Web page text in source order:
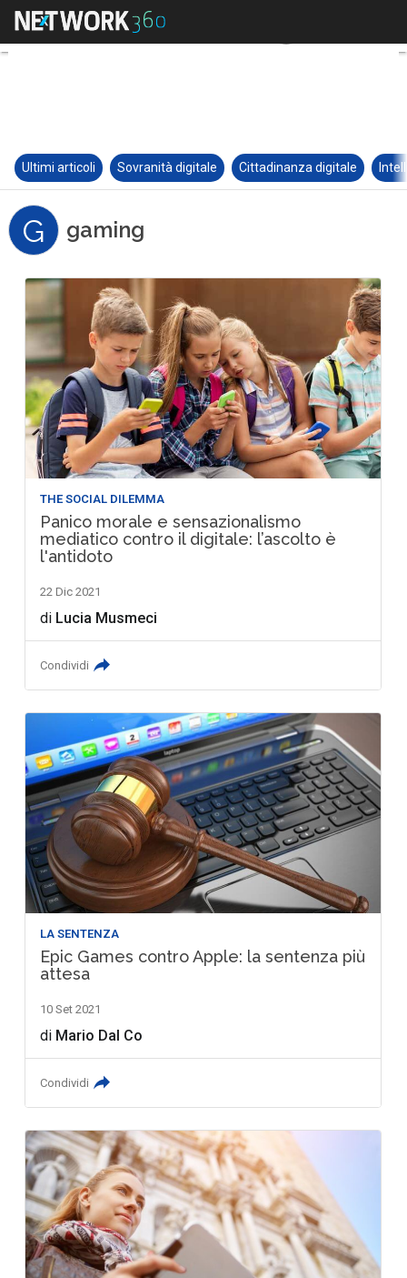
Ultimi articoli Sovranità digitale Cittadinanza digitale
G gaming
THE SOCIAL DILEMMA
Panico morale e sensazionalismo
mediatico contro il digitale: l’ascolto è
l'antidoto
22 Dic 2021
di Lucia Musmeci
Condividi
LA SENTENZA
Epic Games contro Apple: la sentenza più
attesa
10 Set 2021
di Mario Dal Co
Condividi